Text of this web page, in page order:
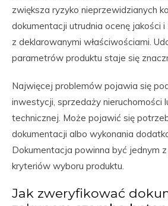
zwiększa ryzyko nieprzewidzianych
dokumentacji utrudnia ocenę jakości
z deklarowanymi właściwościami.
parametrów produktu staje się
Najwięcej problemów pojawia się
inwestycji, sprzedaży nieruchomości
technicznej. Może pojawić się
dokumentacji albo wykonania
Dokumentacja powinna być jednym
kryteriów wyboru produktu.
Jak zweryfikować